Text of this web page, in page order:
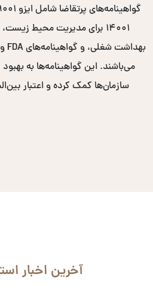
می‌باشند. این گواهینامه‌ها به
سازمان‌ها کمک کرده و اعتبار
آخرین اخبار